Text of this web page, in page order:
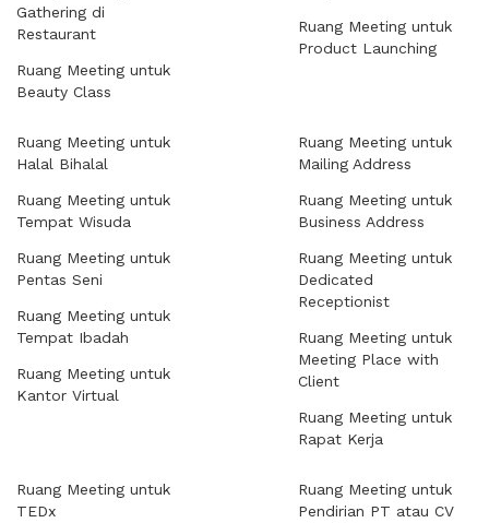
Gathering di
Restaurant
Ruang Meeting untuk
Beauty Class
Ruang Meeting untuk
Product Launching
Ruang Meeting untuk
Halal Bihalal
Ruang Meeting untuk
Tempat Wisuda
Ruang Meeting untuk
Pentas Seni
Ruang Meeting untuk
Tempat Ibadah
Ruang Meeting untuk
Kantor Virtual
Ruang Meeting untuk
Mailing Address
Ruang Meeting untuk
Business Address
Ruang Meeting untuk
Dedicated
Receptionist
Ruang Meeting untuk
Meeting Place with
Client
Ruang Meeting untuk
Rapat Kerja
Ruang Meeting untuk
TEDx
Ruang Meeting untuk
Pendirian PT atau CV